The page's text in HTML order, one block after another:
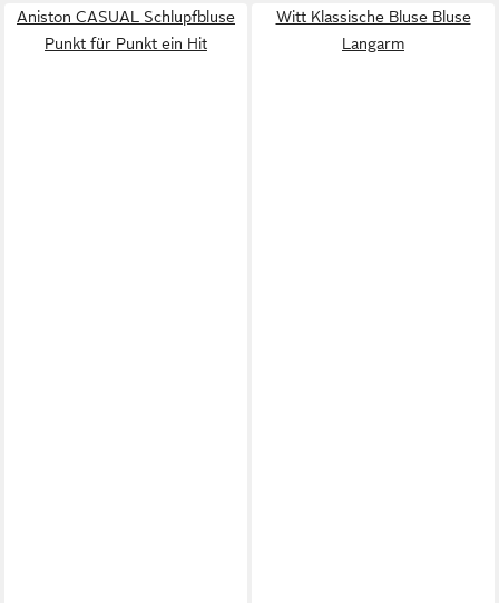
Aniston CASUAL Schlupfbluse
Punkt für Punkt ein Hit
Witt Klassische Bluse Bluse
Langarm